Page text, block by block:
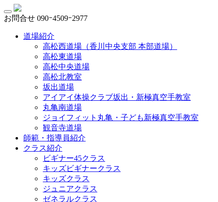
お問合せ 090ｰ4509ｰ2977
道場紹介
高松西道場（香川中央支部 本部道場）
高松東道場
高松中央道場
高松北教室
坂出道場
アイアイ体操クラブ坂出・新極真空手教室
丸亀南道場
ジョイフィット丸亀・子ども新極真空手教室
観音寺道場
師範・指導員紹介
クラス紹介
ビギナー45クラス
キッズビギナークラス
キッズクラス
ジュニアクラス
ゼネラルクラス